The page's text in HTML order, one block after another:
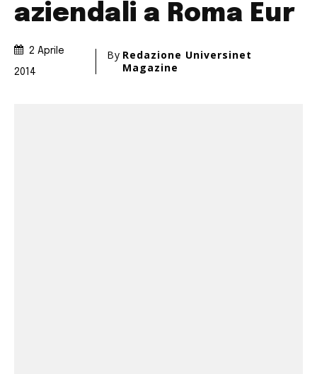
aziendali a Roma Eur
2 Aprile
2014
By Redazione Universinet
Magazine